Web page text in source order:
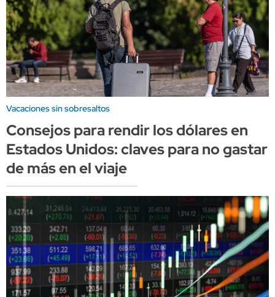
Vacaciones sin sobresaltos
Consejos para rendir los dólares en
Estados Unidos: claves para no gastar
de más en el viaje